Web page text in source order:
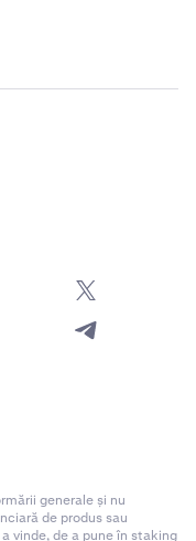
generale și nu
de produs sau
vinde, de a pune în staking